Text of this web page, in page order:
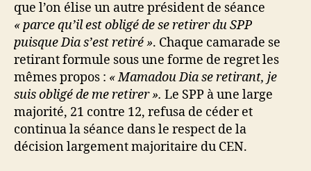
que l’on élise un autre président de séance
« parce qu’il est obligé de se retirer du SPP
puisque Dia s’est retiré ». Chaque camarade se
retirant formule sous une forme de regret les
mêmes propos : « Mamadou Dia se retirant, je
suis obligé de me retirer ». Le SPP à une large
majorité, 21 contre 12, refusa de céder et
continua la séance dans le respect de la
décision largement majoritaire du CEN.